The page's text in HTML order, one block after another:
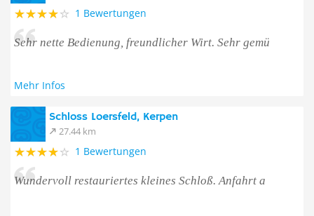
1 Bewertungen
Sehr nette Bedienung, freundlicher Wirt. Sehr gemü
Mehr Infos
Schloss Loersfeld, Kerpen
27.44 km
1 Bewertungen
Wundervoll restauriertes kleines Schloß. Anfahrt a